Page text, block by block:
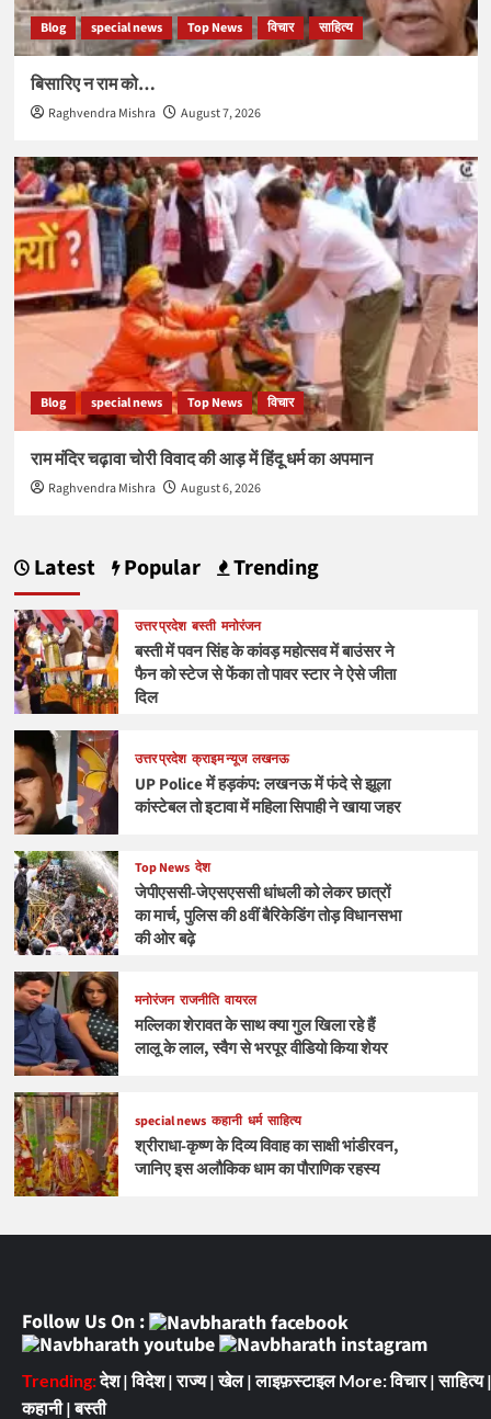
Blog special news Top News विचार साहित्य
बिसारिए न राम को…
Raghvendra Mishra August 7, 2026
Blog special news Top News विचार
राम मंदिर चढ़ावा चोरी विवाद की आड़ में हिंदू धर्म का अपमान
Raghvendra Mishra August 6, 2026
Latest Popular Trending
उत्तर प्रदेश बस्ती मनोरंजन
बस्ती में पवन सिंह के कांवड़ महोत्सव में बाउंसर ने
फैन को स्टेज से फेंका तो पावर स्टार ने ऐसे जीता
दिल
उत्तर प्रदेश क्राइम न्यूज लखनऊ
UP Police में हड़कंप: लखनऊ में फंदे से झूला
कांस्टेबल तो इटावा में महिला सिपाही ने खाया जहर
Top News देश
जेपीएससी-जेएसएससी धांधली को लेकर छात्रों
का मार्च, पुलिस की 8वीं बैरिकेडिंग तोड़ विधानसभा
की ओर बढ़े
मनोरंजन राजनीति वायरल
मल्लिका शेरावत के साथ क्या गुल खिला रहे हैं
लालू के लाल, स्वैग से भरपूर वीडियो किया शेयर
special news कहानी धर्म साहित्य
श्रीराधा-कृष्ण के दिव्य विवाह का साक्षी भांडीरवन,
जानिए इस अलौकिक धाम का पौराणिक रहस्य
Follow Us On :
Trending:देश|विदेश|राज्य|खेल|लाइफ़स्टाइल More:विचार|साहित्य|
कहानी|बस्ती